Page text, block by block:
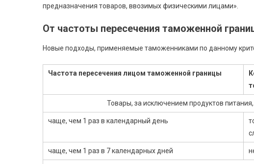
предназначения товаров, ввозимых физическими лицами».
От частоты пересечения таможенной
Новые подходы, применяемые таможенниками по данному
Частота пересечения лицом таможенной границы
Товары, за исключением продуктов
чаще, чем 1 раз в календарный день
чаще, чем 1 раз в 7 календарных дней